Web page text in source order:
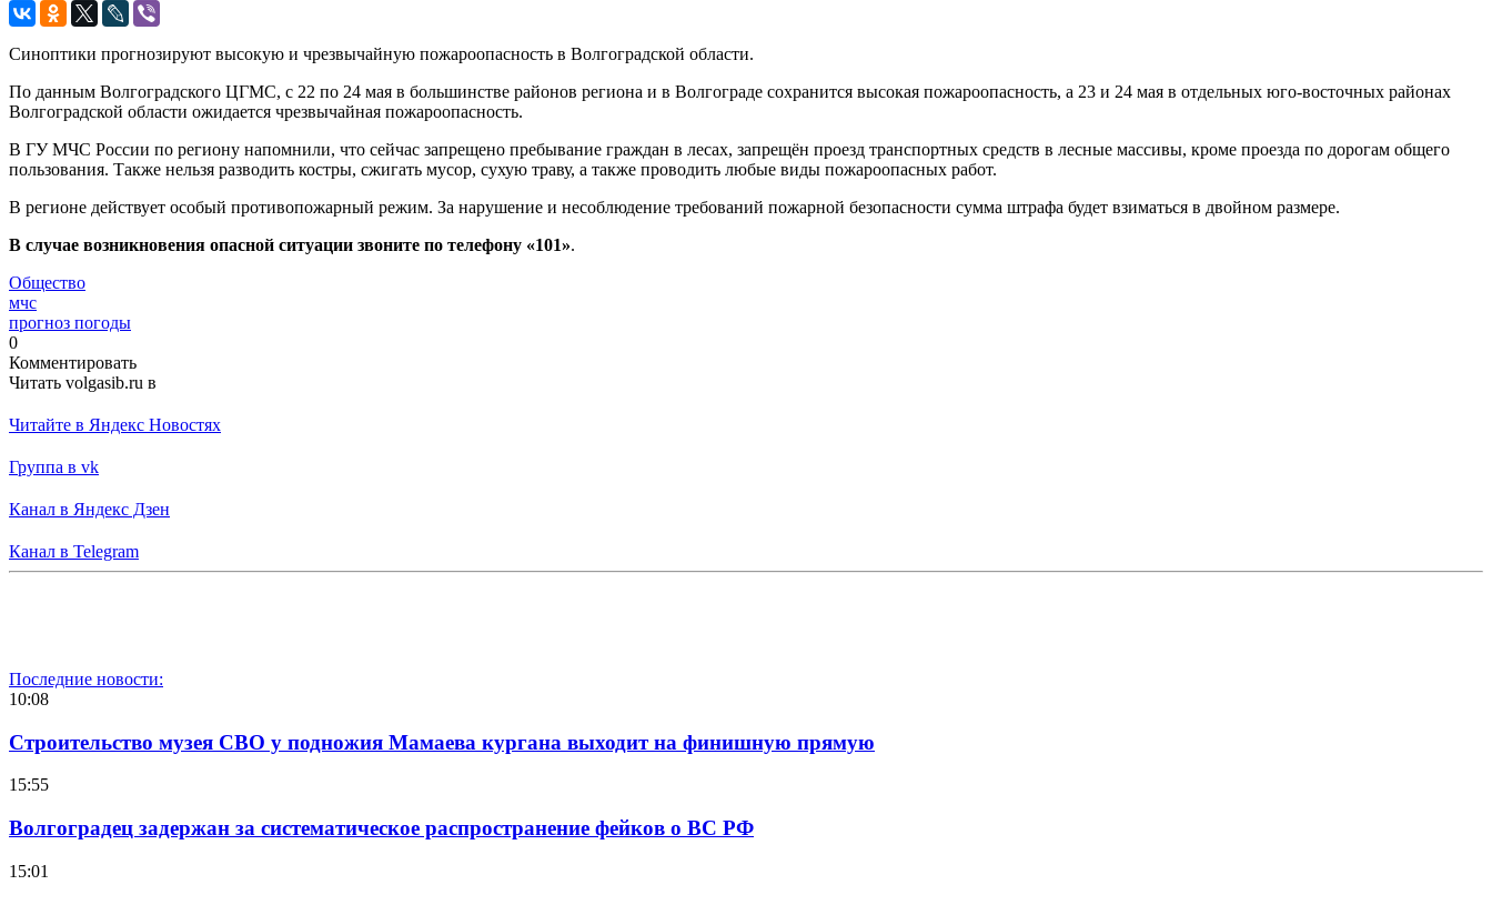
Синоптики прогнозируют высокую и чрезвычайную пожароопасность в Волгоградской области.
По данным Волгоградского ЦГМС, с 22 по 24 мая в большинстве районов региона и в Волгограде сохранится высокая пожароопасность, а 23 и 24 мая в отдельных юго-восточных районах
Волгоградской области ожидается чрезвычайная пожароопасность.
В ГУ МЧС России по региону напомнили, что сейчас запрещено пребывание граждан в лесах, запрещён проезд транспортных средств в лесные массивы, кроме проезда по дорогам общего
пользования. Также нельзя разводить костры, сжигать мусор, сухую траву, а также проводить любые виды пожароопасных работ.
В регионе действует особый противопожарный режим. За нарушение и несоблюдение требований пожарной безопасности сумма штрафа будет взиматься в двойном размере.
В случае возникновения опасной ситуации звоните по телефону «101».
Общество
мчс
прогноз погоды
0
Комментировать
Читать volgasib.ru в
Читайте в Яндекс Новостях
Группа в vk
Канал в Яндекс Дзен
Канал в Telegram
Последние новости:
10:08
Строительство музея СВО у подножия Мамаева кургана выходит на финишную прямую
15:55
Волгоградец задержан за систематическое распространение фейков о ВС РФ
15:01